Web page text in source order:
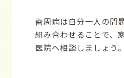
歯周病は自分一人の問
組み合わせることで、
医院へ相談しましょう。